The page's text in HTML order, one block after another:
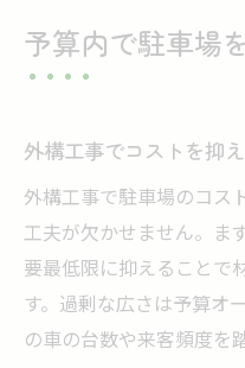
予算内で駐車場
外構工事でコストを抑
外構工事で駐車場のコス
工夫が欠かせません。ま
要最低限に抑えることで
す。過剰な広さは予算オ
の車の台数や来客頻度を